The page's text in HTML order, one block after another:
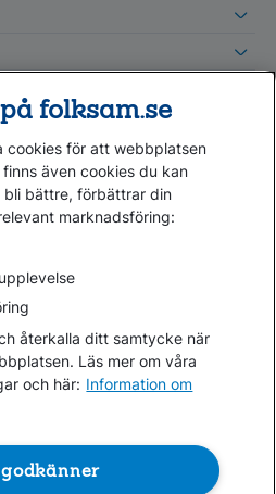
folksam.se
cookies för att webbplatsen
även cookies du kan
bli bättre, förbättrar din
marknadsföring:
återkalla ditt samtycke när
Läs mer om våra
och här: Information om